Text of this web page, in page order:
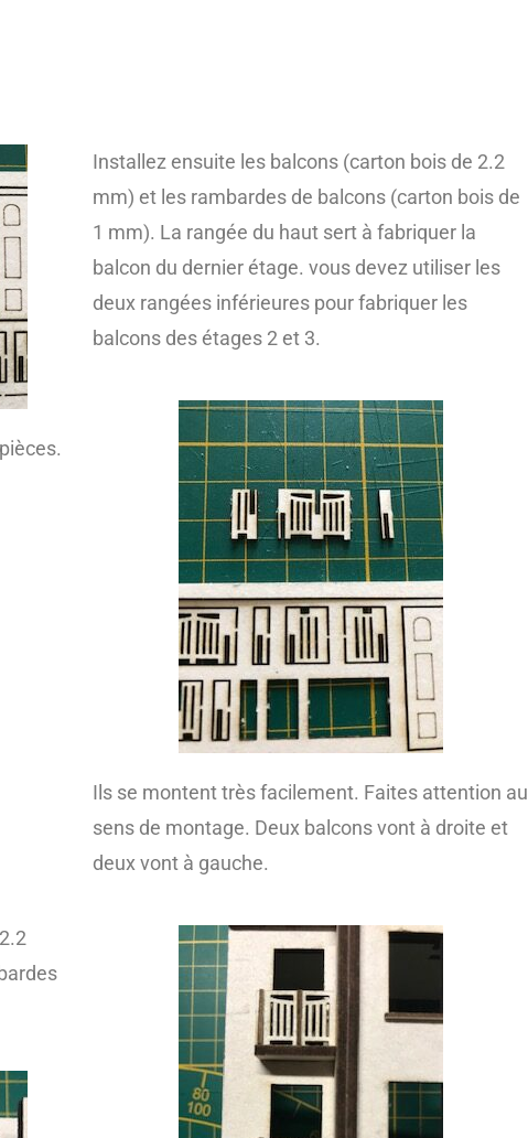
Installez ensuite les balcons (carton bois de 2.2
mm) et les rambardes de balcons (carton bois de
1 mm). La rangée du haut sert à fabriquer la
balcon du dernier étage. vous devez utiliser les
deux rangées inférieures pour fabriquer les
balcons des étages 2 et 3.
Ils se montent très facilement. Faites attention au
sens de montage. Deux balcons vont à droite et
deux vont à gauche.